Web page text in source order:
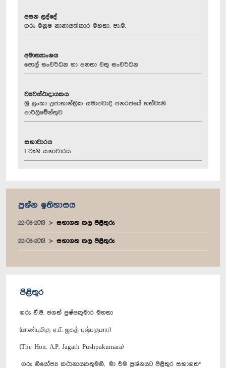
අසන ලද්දේ
ගරු මනූෂ නානායක්කාර මහතා, පා.ම.
අමාත්‍යාංශය
පොල් සංවර්ධන හා ජනතා වතු සංවර්ධන
ව්‍යවස්ථාදායකය
ශ්‍රී ලංකා ප්‍රජාතාන්ත්‍රික සමාජවාදී ජනරජයේ හත්වැනි
පාර්ලිමේන්තුව
සභාවාරය
1 වැනි සභාවාරය
ප්‍රශ්න ඉතිහාසය
22-08-2013 සභාගත කල පිළිතුරු
22-08-2013 සභාගත කල පිළිතුරු
පිළිතුර
ගරු ඒ.පී. ජගත් පුෂ්පකුමාර මහතා
(மாண்புமிகு ஏ.பீ. ஜகத் புஷ்பகுமார)
(The Hon. A.P. Jagath Pushpakumara)
ගරු නියෝජ්‍ය කථානායකතුමනි, මා එම ප්‍රශ්නයට පිළිතුර සභාගත*